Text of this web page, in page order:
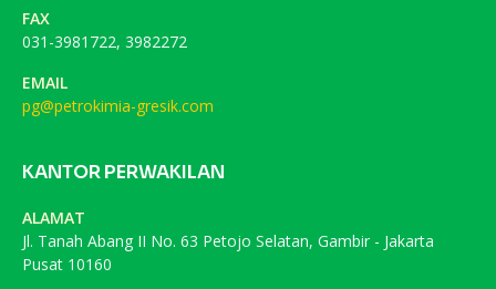
FAX
031-3981722, 3982272
EMAIL
pg@petrokimia-gresik.com
KANTOR PERWAKILAN
ALAMAT
Jl. Tanah Abang II No. 63 Petojo Selatan, Gambir - Jakarta
Pusat 10160